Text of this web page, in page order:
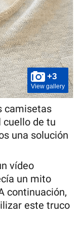
+3
View gallery
camisetas
cuello de tu
una solución
vídeo
un mito
continuación,
este truco